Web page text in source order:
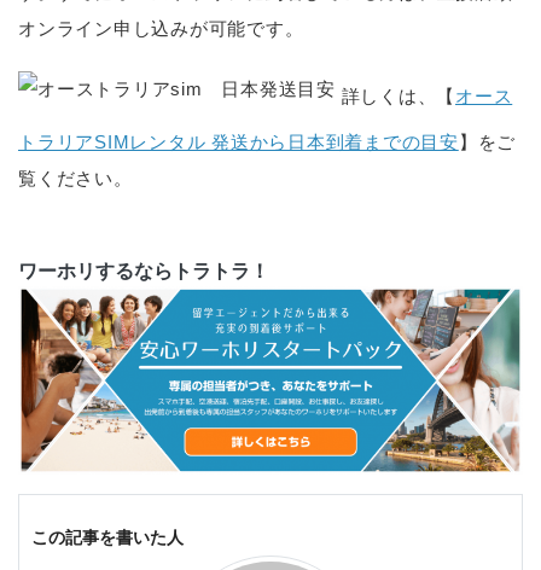
オンライン申し込みが可能です。
詳しくは、【 オース
トラリアSIMレンタル 発送から日本到着までの目安 】をご
覧ください。
ワーホリするならトラトラ！
この記事を書いた人